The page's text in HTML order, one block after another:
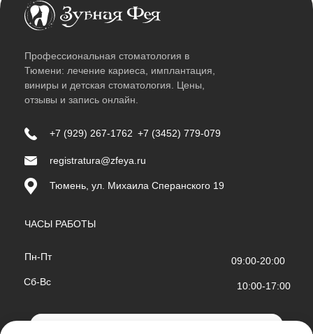
ЧАСЫ РАБОТЫ
10:00-17:00
Сб-Вс
09:00-20:00
Тюмень, ул. Михаила Сперанского 19
registratura@zfeya.ru
+7 (3452) 779-079
+7 (929) 267-1762
Пн-Пт
Профессиональная стоматология в
Тюмени: лечение кариеса, имплантация,
виниры и детская стоматология. Цены,
отзывы и запись онлайн.